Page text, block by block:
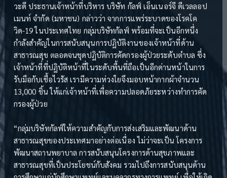
วะดี ประธานเจ้าหน้าที่บริหาร บริษัท กัลฟ์ เอ็นเนอร์จี ดีเวลลอป
เมนท์ จำกัด (มหาชน) กล่าวว่า จากการแพร่ระบาดของโรคโค
วิด-19 ในประเทศไทย กลุ่มบริษัทกัลฟ์ พร้อมที่จะเป็นอีกหนึ่ง
กำลังสำคัญในการสนับสนุนการปฏิบัติงานของเจ้าหน้าที่ด้าน
สาธารณสุข ตลอดจนชุดปฏิบัติการคัดกรองผู้ป่วยระดับตำบล ซึ่ง
เจ้าหน้าที่ที่ปฏิบัติหน้าที่ในระดับพื้นที่ถือเป็นอีกด่านหน้าในการ
รับมือกับเชื้อไวรัส เรามีความห่วงใยจึงมอบหน้ากากผ้าจำนวน
13,000 ชิ้น ให้แก่เจ้าหน้าที่เพื่อความปลอดภัยระหว่างทำการคัด
กรองผู้ป่วย
“กลุ่มบริษัทกัลฟ์ให้ความสำคัญกับการส่งเสริมและพัฒนาด้าน
สาธารณสุขของประเทศมาอย่างต่อเนื่อง ไม่ว่าจะเป็น โครงการ
พัฒนาสถานพยาบาล การสนับสนุนโครงการด้านสุขภาพและ
สาธารณสุขที่เป็นประโยชน์กับสังคม รวมไปถึงการสนับสนุนด้าน